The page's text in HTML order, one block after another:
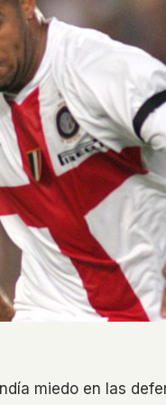
miedo en las